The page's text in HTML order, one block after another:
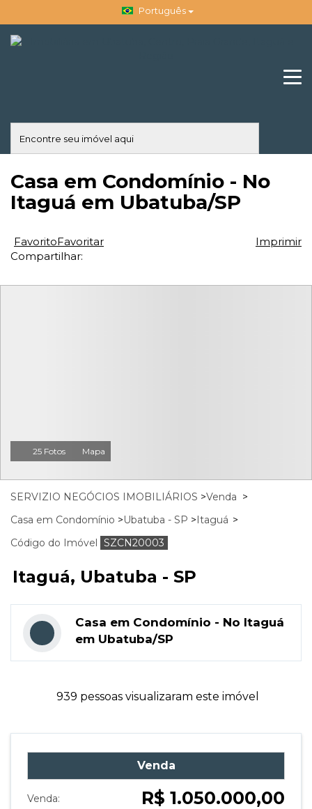
Português
Casa em Condomínio - No
Itaguá em Ubatuba/SP
FavoritoFavoritar
Imprimir
Compartilhar:
25 Fotos Mapa
SERVIZIO NEGÓCIOS IMOBILIÁRIOS >Venda >
Casa em Condomínio >Ubatuba - SP >Itaguá >
Código do Imóvel SZCN20003
Itaguá, Ubatuba - SP
Casa em Condomínio - No Itaguá
em Ubatuba/SP
939 pessoas visualizaram este imóvel
Venda
Venda: R$ 1.050.000,00